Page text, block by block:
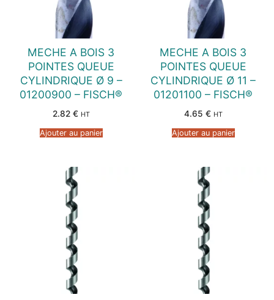
MECHE A BOIS 3
POINTES QUEUE
CYLINDRIQUE Ø 9 –
01200900 – FISCH®
2.82 € HT
Ajouter au panier
MECHE A BOIS 3
POINTES QUEUE
CYLINDRIQUE Ø 11 –
01201100 – FISCH®
4.65 € HT
Ajouter au panier